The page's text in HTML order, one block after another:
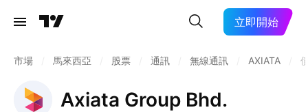
立即開始
市場 馬來西亞 股票 通訊 無線通訊 AXIATA
Axiata Group Bhd.